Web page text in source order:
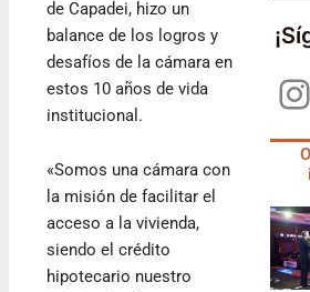
de Capadei, hizo un
balance de los logros y
desafíos de la cámara en
estos 10 años de vida
institucional.
«Somos una cámara con
la misión de facilitar el
acceso a la vivienda,
siendo el crédito
hipotecario nuestro